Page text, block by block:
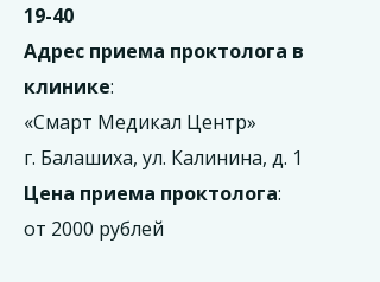
19-40
Адрес приема проктолога в
клинике:
«Смарт Медикал Центр»
г. Балашиха, ул. Калинина, д. 1
Цена приема проктолога:
от 2000 рублей